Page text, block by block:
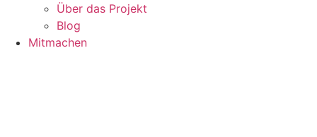
Über das Projekt
Blog
Mitmachen